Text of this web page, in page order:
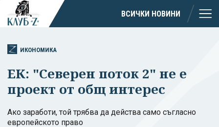
ВСИЧКИ НОВИНИ
ИКОНОМИКА
ЕК: "Северен поток 2" не е
проект от общ интерес
Ако заработи, той трябва да действа само съгласно
европейското право